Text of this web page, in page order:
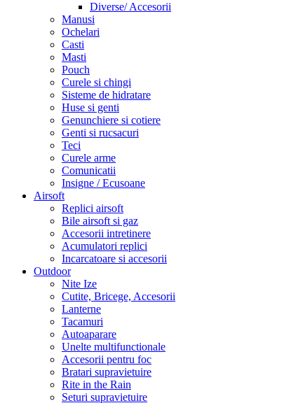
Diverse/ Accesorii
Manusi
Ochelari
Casti
Masti
Pouch
Curele si chingi
Sisteme de hidratare
Huse si genti
Genunchiere si cotiere
Genti si rucsacuri
Teci
Curele arme
Comunicatii
Insigne / Ecusoane
Airsoft
Replici airsoft
Bile airsoft si gaz
Accesorii intretinere
Acumulatori replici
Incarcatoare si accesorii
Outdoor
Nite Ize
Cutite, Bricege, Accesorii
Lanterne
Tacamuri
Autoaparare
Unelte multifunctionale
Accesorii pentru foc
Bratari supravietuire
Rite in the Rain
Seturi supravietuire